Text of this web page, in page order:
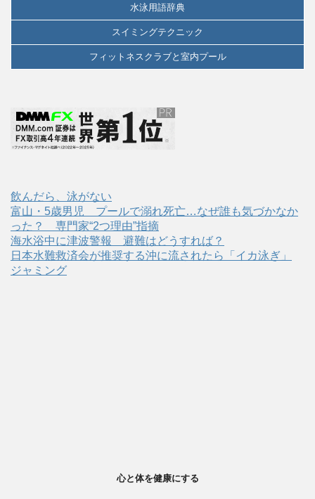
水泳用語辞典
スイミングテクニック
フィットネスクラブと室内プール
飲んだら、泳がない
富山・5歳男児 プールで溺れ死亡…なぜ誰も気づかなか
った？ 専門家“2つ理由”指摘
海水浴中に津波警報 避難はどうすれば？
日本水難救済会が推奨する沖に流されたら「イカ泳ぎ」
ジャミング
心と体を健康にする